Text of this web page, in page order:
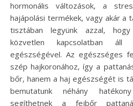
hormonális változások, a
hajápolási termékek, vagy akár a
tisztában legyünk azzal,
közvetlen kapcsolatban
egészségével. Az egészséges
szép hajkoronához, így a
bőr, hanem a haj egészségét is
bemutatunk néhány
segíthetnek a fejbőr